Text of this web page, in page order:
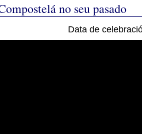
no seu pasado
Data de